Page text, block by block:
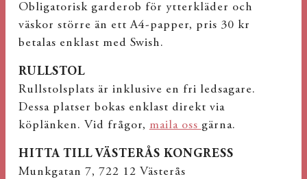
Obligatorisk garderob för ytterkläder och
väskor större än ett A4-papper, pris 30 kr
betalas enklast med Swish.
RULLSTOL
Rullstolsplats är inklusive en fri ledsagare.
Dessa platser bokas enklast direkt via
köplänken. Vid frågor, maila oss gärna.
HITTA TILL VÄSTERÅS KONGRESS
Munkgatan 7, 722 12 Västerås